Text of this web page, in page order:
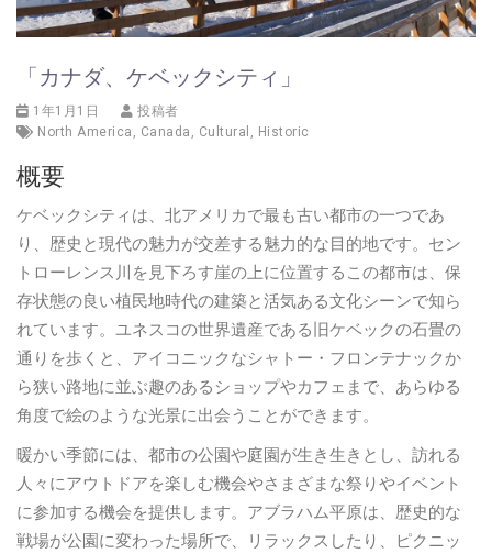
「カナダ、ケベックシティ」
1年1月1日
投稿者
North America , Canada , Cultural , Historic
概要
ケベックシティは、北アメリカで最も古い都市の一つであ
り、歴史と現代の魅力が交差する魅力的な目的地です。セン
トローレンス川を見下ろす崖の上に位置するこの都市は、保
存状態の良い植民地時代の建築と活気ある文化シーンで知ら
れています。ユネスコの世界遺産である旧ケベックの石畳の
通りを歩くと、アイコニックなシャトー・フロンテナックか
ら狭い路地に並ぶ趣のあるショップやカフェまで、あらゆる
角度で絵のような光景に出会うことができます。
暖かい季節には、都市の公園や庭園が生き生きとし、訪れる
人々にアウトドアを楽しむ機会やさまざまな祭りやイベント
に参加する機会を提供します。アブラハム平原は、歴史的な
戦場が公園に変わった場所で、リラックスしたり、ピクニッ